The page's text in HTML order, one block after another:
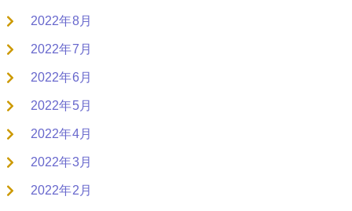
2022年8月
2022年7月
2022年6月
2022年5月
2022年4月
2022年3月
2022年2月